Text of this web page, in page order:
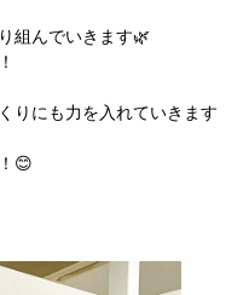
組んでいきます🌿
りにも力を入れていきます
😊